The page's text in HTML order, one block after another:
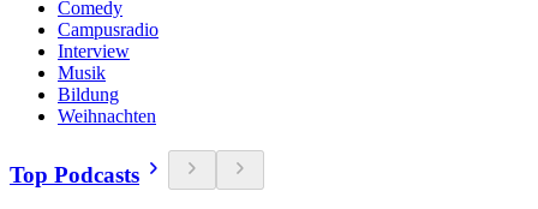
Comedy
Campusradio
Interview
Musik
Bildung
Weihnachten
Top Podcasts